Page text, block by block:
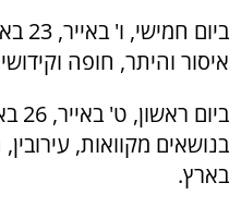
איסור והיתר, חופה
בנושאים מקוואות,
בארץ.